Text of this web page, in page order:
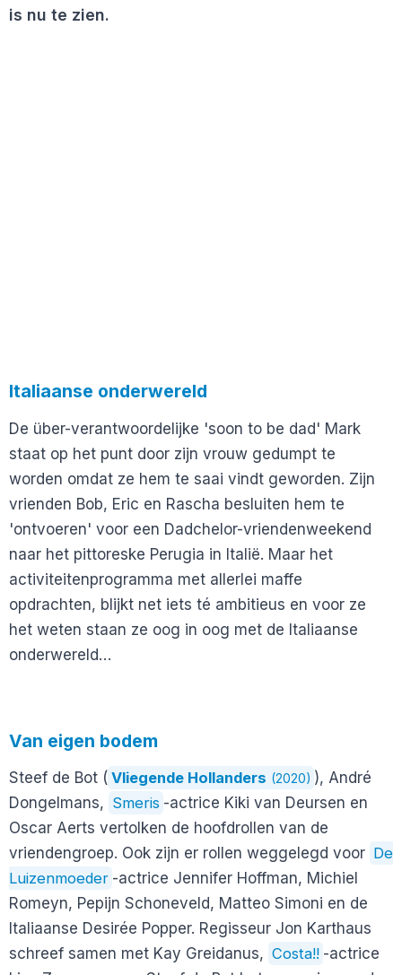
is nu te zien.
Italiaanse onderwereld
De über-verantwoordelijke 'soon to be dad' Mark
staat op het punt door zijn vrouw gedumpt te
worden omdat ze hem te saai vindt geworden. Zijn
vrienden Bob, Eric en Rascha besluiten hem te
'ontvoeren' voor een Dadchelor-vriendenweekend
naar het pittoreske Perugia in Italië. Maar het
activiteitenprogramma met allerlei maffe
opdrachten, blijkt net iets té ambitieus en voor ze
het weten staan ze oog in oog met de Italiaanse
onderwereld…
Van eigen bodem
Steef de Bot ( Vliegende Hollanders (2020) ), André
Dongelmans, Smeris -actrice Kiki van Deursen en
Oscar Aerts vertolken de hoofdrollen van de
vriendengroep. Ook zijn er rollen weggelegd voor De
Luizenmoeder -actrice Jennifer Hoffman, Michiel
Romeyn, Pepijn Schoneveld, Matteo Simoni en de
Italiaanse Desirée Popper. Regisseur Jon Karthaus
schreef samen met Kay Greidanus, Costa!! -actrice